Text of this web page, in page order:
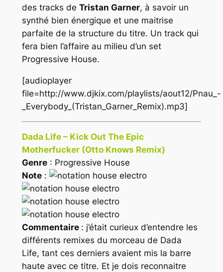
des tracks de Tristan Garner, à savoir un
synthé bien énergique et une maitrise
parfaite de la structure du titre. Un track qui
fera bien l’affaire au milieu d’un set
Progressive House.
[audioplayer
file=http://www.djkix.com/playlists/aout12/Pnau_-
_Everybody_(Tristan_Garner_Remix).mp3]
Dada Life – Kick Out The Epic
Motherfucker (Otto Knows Remix)
Genre: Progressive House
Note:
Commentaire : j’était curieux d’entendre les
différents remixes du morceau de Dada
Life, tant ces derniers avaient mis la barre
haute avec ce titre. Et je dois reconnaitre